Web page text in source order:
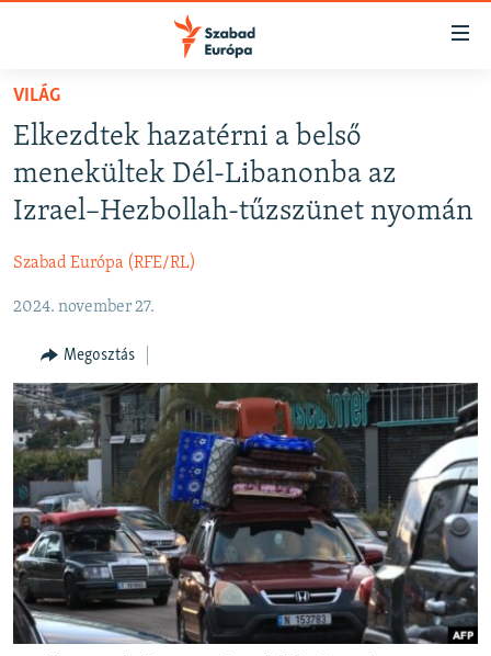
Akadálymentes
Ugrás
fő
oldalra
Ugrás
tartalomjegyzékre
NAPIRENDEN
AKTUÁLIS
PODCASTOK
ELEMZŐ
NER15
SZABADON
TÁRSADALOM
DEMOKRÁCIA
A PÉNZ NYOMÁBAN
EURÓPAI UNIÓ
VILÁG
KLÍMAVÁLTOZÁS
A MÚLT TANULSÁGAI
VILÁG
Elkezdtek hazatérni a belső
menekültek Dél-Libanonba az
Izrael–Hezbollah-tűzszünet nyomán
Szabad Európa (RFE/RL)
2024. november 27.
Megosztás
FELIRATKOZÁS
Spotify